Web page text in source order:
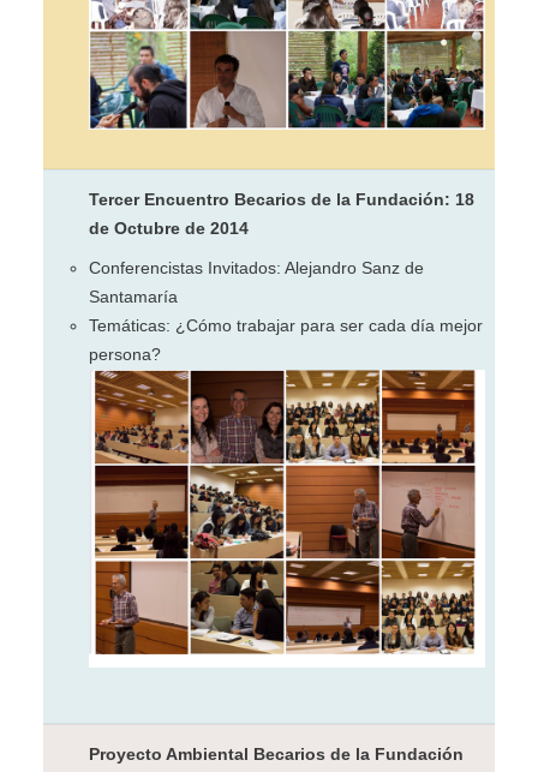
Tercer Encuentro Becarios de la Fundación: 18
de Octubre de 2014
Conferencistas Invitados: Alejandro Sanz de
Santamaría
Temáticas: ¿Cómo trabajar para ser cada día mejor
persona?
Proyecto Ambiental Becarios de la Fundación